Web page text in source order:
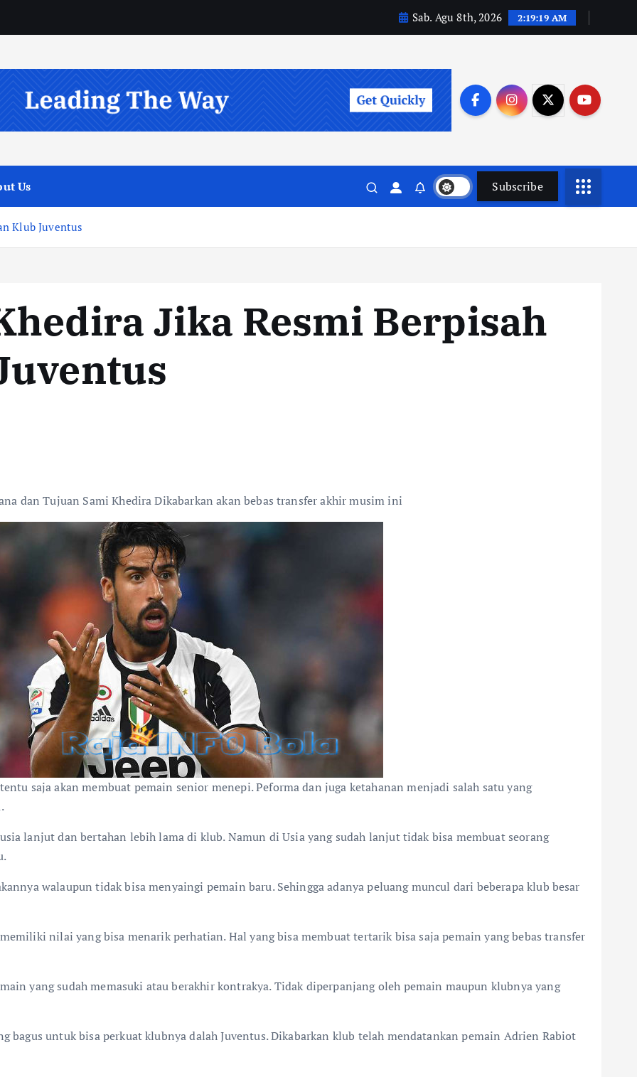
Sab. Agu 8th, 2026 2:19:20 AM
Us Subscribe
Klub Juventus
Jika Resmi Berpisah
dan Tujuan Sami Khedira Dikabarkan akan bebas transfer akhir musim ini
saja akan membuat pemain senior menepi. Peforma dan juga ketahanan menjadi salah satu yang
lanjut dan bertahan lebih lama di klub. Namun di Usia yang sudah lanjut tidak bisa membuat seorang
walaupun tidak bisa menyaingi pemain baru. Sehingga adanya peluang muncul dari beberapa klub besar
nilai yang bisa menarik perhatian. Hal yang bisa membuat tertarik bisa saja pemain yang bebas transfer
yang sudah memasuki atau berakhir kontrakya. Tidak diperpanjang oleh pemain maupun klubnya yang
bagus untuk bisa perkuat klubnya dalah Juventus. Dikabarkan klub telah mendatankan pemain Adrien Rabiot